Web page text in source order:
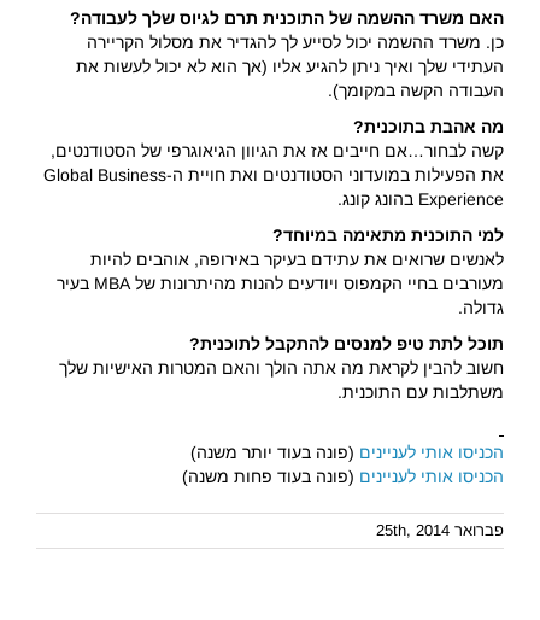
האם משרד ההשמה של התוכנית תרם לגיוס שלך לעבודה?
כן. משרד ההשמה יכול לסייע לך להגדיר את מסלול הקריירה
העתידי שלך ואיך ניתן להגיע אליו (אך הוא לא יכול לעשות את
העבודה הקשה במקומך).
מה אהבת בתוכנית?
קשה לבחור…אם חייבים אז את הגיוון הגיאוגרפי של הסטודנטים,
את הפעילות במועדוני הסטודנטים ואת חויית ה-Global Business
Experience בהונג קונג.
למי התוכנית מתאימה במיוחד?
לאנשים שרואים את עתידם בעיקר באירופה, אוהבים להיות
מעורבים בחיי הקמפוס ויודעים להנות מהיתרונות של MBA בעיר
גדולה.
תוכל לתת טיפ למנסים להתקבל לתוכנית?
חשוב להבין לקראת מה אתה הולך והאם המטרות האישיות שלך
משתלבות עם התוכנית.
הכניסו אותי לעניינים (פונה בעוד יותר משנה)
הכניסו אותי לעניינים (פונה בעוד פחות משנה)
פברואר 25th, 2014